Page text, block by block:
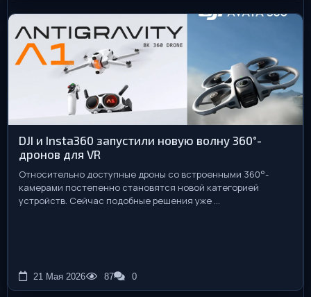
DJI и Insta360 запустили новую волну 360°-
дронов для VR
Относительно доступные дроны со встроенными 360°-
камерами постепенно становятся новой категорией
устройств. Сейчас подобные решения уже ...
21 Мая 2026 87 0